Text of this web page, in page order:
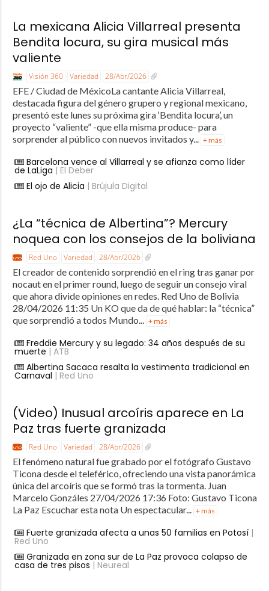
La mexicana Alicia Villarreal presenta
Bendita locura, su gira musical más
valiente
Visión 360 Variedad 28/Abr/2026
EFE / Ciudad de MéxicoLa cantante Alicia Villarreal,
destacada figura del género grupero y regional mexicano,
presentó este lunes su próxima gira ‘Bendita locura’, un
proyecto “valiente” -que ella misma produce- para
sorprender al público con nuevos invitados y... + más
Barcelona vence al Villarreal y se afianza como líder
de LaLiga | El Deber
El ojo de Alicia | Brújula Digital
¿La “técnica de Albertina”? Mercury
noquea con los consejos de la boliviana
Red Uno Variedad 28/Abr/2026
El creador de contenido sorprendió en el ring tras ganar por
nocaut en el primer round, luego de seguir un consejo viral
que ahora divide opiniones en redes. Red Uno de Bolivia
28/04/2026 11:35 Un KO que da de qué hablar: la “técnica”
que sorprendió a todos Mundo... + más
Freddie Mercury y su legado: 34 años después de su
muerte | ATB
Albertina Sacaca resalta la vestimenta tradicional en
Carnaval | Red Uno
(Video) Inusual arcoíris aparece en La
Paz tras fuerte granizada
Red Uno Variedad 28/Abr/2026
El fenómeno natural fue grabado por el fotógrafo Gustavo
Ticona desde el teleférico, ofreciendo una vista panorámica
única del arcoíris que se formó tras la tormenta. Juan
Marcelo Gonzáles 27/04/2026 17:36 Foto: Gustavo Ticona
La Paz Escuchar esta nota Un espectacular...
+ más
Fuerte granizada afecta a unas 50 familias en Potosí|
Red Uno
Granizada en zona sur de La Paz provoca colapso de
casa de tres pisos | Neureal